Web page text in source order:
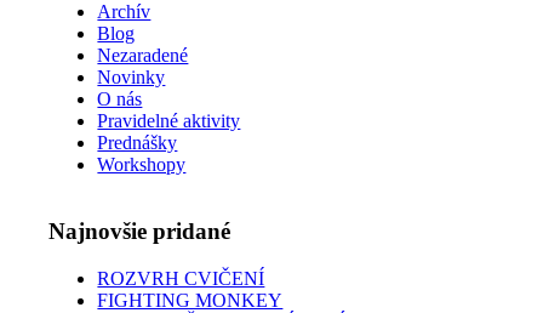
Archív
Blog
Nezaradené
Novinky
O nás
Pravidelné aktivity
Prednášky
Workshopy
Najnovšie pridané
ROZVRH CVIČENÍ
FIGHTING MONKEY